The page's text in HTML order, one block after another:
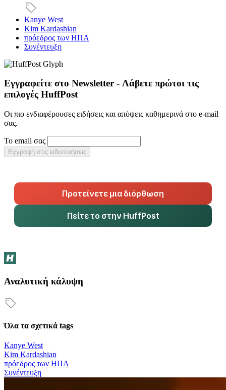
Kanye West
Kim Kardashian
πρόεδρος των ΗΠΑ
Συνέντευξη
Εγγραφείτε στο Newsletter - Λάβετε πρώτοι τις
επιλογές HuffPost
Οι πιο ενδιαφέρουσες ειδήσεις και απόψεις καθημερινά στο e-mail
σας.
Το email σας
Εγγραφή στις ειδοποιήσεις
Προτείνετε μια διόρθωση
Πείτε το στην HuffPost
Αναλυτική κάλυψη
Όλα τα σχετικά tags
Kanye West
Kim Kardashian
πρόεδρος των ΗΠΑ
Συνέντευξη